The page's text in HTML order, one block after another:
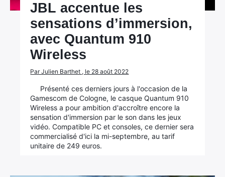
JBL accentue les
sensations d’immersion,
avec Quantum 910
Wireless
Par Julien Barthet , le 28 août 2022
Présenté ces derniers jours à l'occasion de la
Gamescom de Cologne, le casque Quantum 910
Wireless a pour ambition d'accroître encore la
sensation d'immersion par le son dans les jeux
vidéo. Compatible PC et consoles, ce dernier sera
commercialisé d'ici la mi-septembre, au tarif
unitaire de 249 euros.